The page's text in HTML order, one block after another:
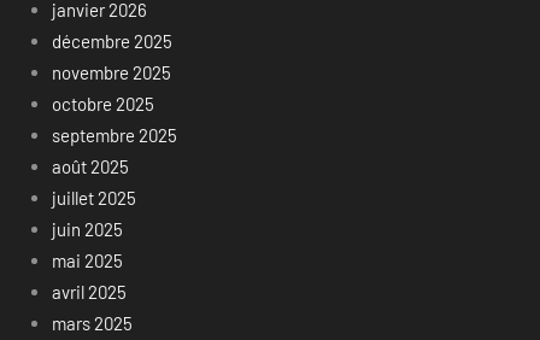
janvier 2026
décembre 2025
novembre 2025
octobre 2025
septembre 2025
août 2025
juillet 2025
juin 2025
mai 2025
avril 2025
mars 2025